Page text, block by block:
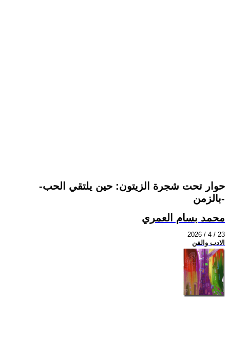
-حوار تحت شجرة الزيتون: حين يلتقي الحب
بالزمن-
محمد بسام العمري
2026 / 4 / 23
الادب والفن